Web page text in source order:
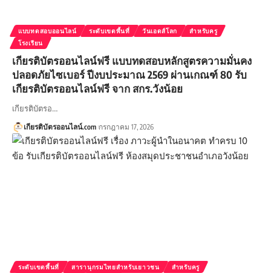
แบบทดสอบออนไลน์ ระดับเขตพื้นที่ วันเอดส์โลก
สำหรับครู
โรงเรียน
เกียรติบัตรออนไลน์ฟรี แบบทดสอบหลักสูตรความมั่นคง
ปลอดภัยไซเบอร์ ปีงบประมาณ 2569 ผ่านเกณฑ์ 80 รับ
เกียรติบัตรออนไลน์ฟรี จาก สกร.วังน้อย
เกียรติบัตรอ…
เกียรติบัตรออนไลน์.com กรกฎาคม 17, 2026
ระดับเขตพื้นที่ สารานุกรมไทยสำหรับเยาวชน
สำหรับครู